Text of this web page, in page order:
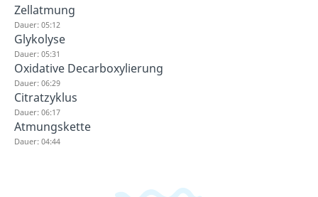
Zellatmung
Dauer: 05:12
Glykolyse
Dauer: 05:31
Oxidative Decarboxylierung
Dauer: 06:29
Citratzyklus
Dauer: 06:17
Atmungskette
Dauer: 04:44